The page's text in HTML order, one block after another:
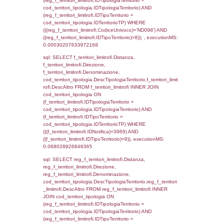
sql: SELECT f_territori_limitrofi.Distanza,
f_territori_limitrofi.Direzione,
f_territori_limitrofi.Denominazione,
f_territori_limitrofi.DescAltro FROM
JOIN cod_territori_tipologia ON
(f_territori_limitrofi.IDTipologiaTerritorio =
cod_territori_tipologia.IDTipologiaTerritorio)
(f_territori_limitrofi.IDTipoTerritorio =
cod_territori_tipologia.IDTerritorioTP)
(((f_territori_limitrofi.IDNotifica)=3969) AND
((f_territori_limitrofi.IDTipoTerritorio)=3)),
sql: SELECT f_territori_limitrofi.Distanza,
f_territori_limitrofi.Direzione,
f_territori_limitrofi.Denominazione,
rofi.DescAltro FROM f_territori_limitrofi